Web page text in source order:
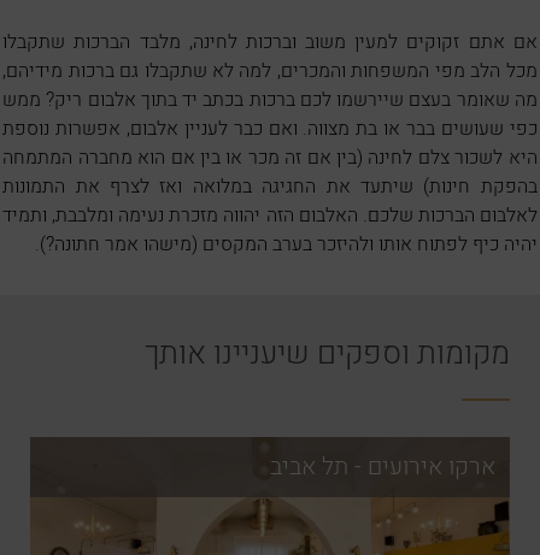
אם אתם זקוקים למעין משוב וברכות לחינה, מלבד הברכות שתקבלו
מכל הלב מפי המשפחות והמכרים, למה לא שתקבלו גם ברכות מידיהם,
מה שאומר בעצם שיירשמו לכם ברכות בכתב יד בתוך אלבום ריק? ממש
כפי שעושים בבר או בת מצווה. ואם כבר לעניין אלבום, אפשרות נוספת
היא לשכור צלם לחינה (בין אם זה מכר או בין אם הוא מחברה המתמחה
בהפקת חינות) שיתעד את החגיגה במלואה ואז לצרף את התמונות
לאלבום הברכות שלכם. האלבום הזה יהווה מזכרת נעימה ומלבבת, ותמיד
יהיה כיף לפתוח אותו ולהיזכר בערב המקסים (מישהו אמר חתונה?).
מקומות וספקים שיעניינו אותך
ארקו אירועים - תל אביב